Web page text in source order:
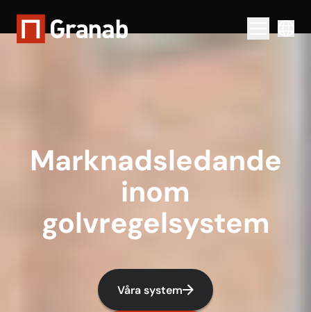
Menu
Marknads­ledande
inom
golvregelsystem
Våra system